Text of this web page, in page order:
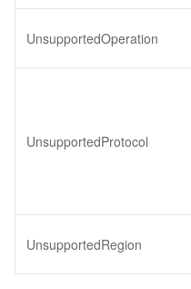
UnsupportedOperation
UnsupportedProtocol
UnsupportedRegion